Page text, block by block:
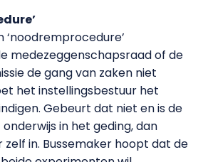
‘noodremprocedure’
medezeggenschapsraad of de
de gang van zaken niet
het instellingsbestuur het
Gebeurt dat niet en is de
in het geding, dan
in. Bussemaker hoopt dat de